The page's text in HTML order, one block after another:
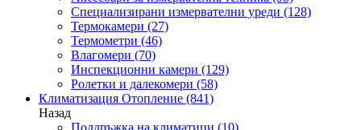
Специализирани измервателни уреди (128)
Термокамери (27)
Термометри (46)
Влагомери (70)
Инспекционни камери (129)
Ролетки и далекомери (58)
Климатизация Отопление (841)
Назад
Поддръжка на климатици (10)